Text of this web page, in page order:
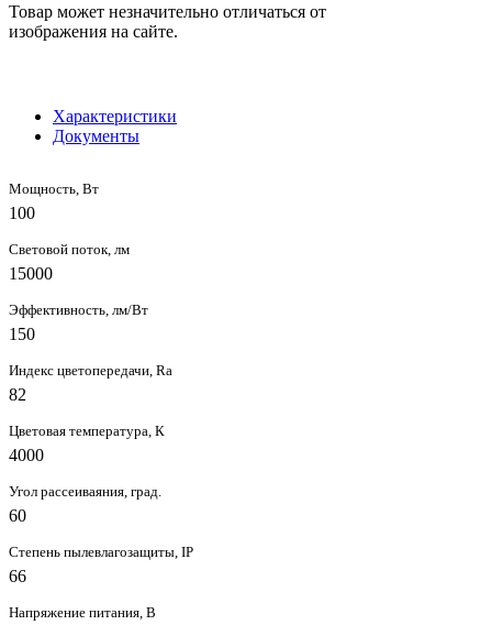
Товар может незначительно отличаться от
изображения на сайте.
Характеристики
Документы
Мощность, Вт
100
Световой поток, лм
15000
Эффективность, лм/Вт
150
Индекс цветопередачи, Ra
82
Цветовая температура, К
4000
Угол рассеиваяния, град.
60
Степень пылевлагозащиты, IP
66
Напряжение питания, В